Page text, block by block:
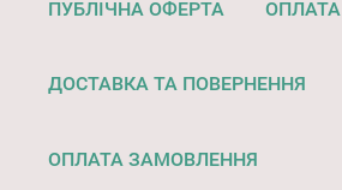
ПУБЛІЧНА ОФЕРТА ОПЛАТА
ДОСТАВКА ТА ПОВЕРНЕННЯ
ОПЛАТА ЗАМОВЛЕННЯ